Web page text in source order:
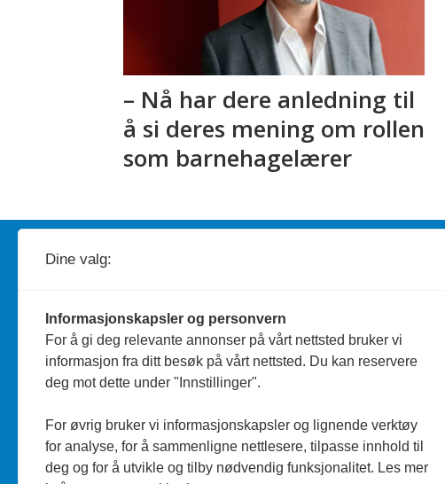
– Nå har dere anledning til
å si deres mening om rollen
som barnehagelærer
JournalistSilje Wiken Sandgrind
Telefon: 755 53 856
Dine valg:
Informasjonskapsler og personvern
For å gi deg relevante annonser på vårt nettsted bruker vi
informasjon fra ditt besøk på vårt nettsted. Du kan reservere
deg mot dette under "Innstillinger".
For øvrig bruker vi informasjonskapsler og lignende verktøy
for analyse, for å sammenligne nettlesere, tilpasse innhold til
deg og for å utvikle og tilby nødvendig funksjonalitet. Les mer